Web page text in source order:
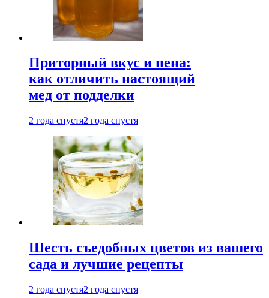
Приторный вкус и пена:
как отличить настоящий
мед от подделки
2 года спустя2 года спустя
Шесть съедобных цветов из вашего
сада и лучшие рецепты
2 года спустя2 года спустя